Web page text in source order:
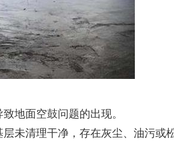
地面空鼓问题的出现。
未清理干净，存在灰尘、油污